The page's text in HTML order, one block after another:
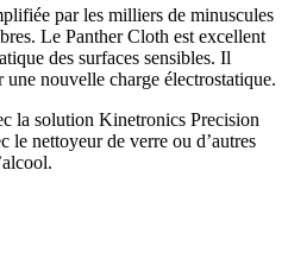
par les milliers de minuscules
Le Panther Cloth est excellent
des surfaces sensibles. Il
une nouvelle charge électrostatique.
la solution Kinetronics Precision
le nettoyeur de verre ou d’autres